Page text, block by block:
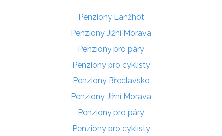
Penziony Lanžhot
Penziony Jižní Morava
Penziony pro páry
Penziony pro cyklisty
Penziony Břeclavsko
Penziony Jižní Morava
Penziony pro páry
Penziony pro cyklisty